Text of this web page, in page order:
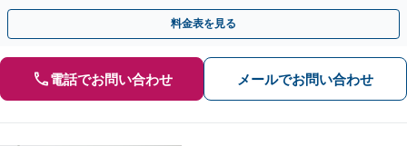
ズに進めるサポート／業種特有の課題にも柔軟に対応」
料金表を見る
電話でお問い合わせ メールでお問い合わせ